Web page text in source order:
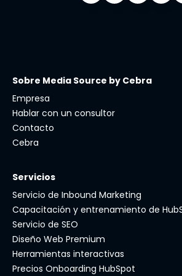
Sobre Media Source by Cebra
Empresa
Hablar con un consultor
Contacto
Cebra
Servicios
Servicio de Inbound Marketing
Capacitación y entrenamiento de
Servicio de SEO
Diseño Web Premium
Herramientas interactivas
Precios Onboarding HubSpot